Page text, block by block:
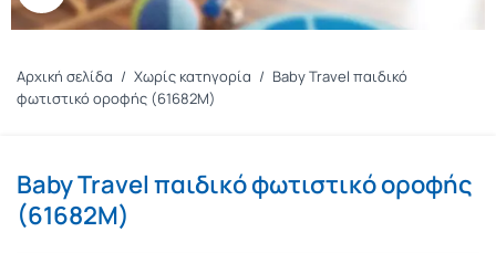
Αρχική σελίδα / Χωρίς κατηγορία / Baby Travel παιδικό
φωτιστικό οροφής (61682M)
Baby Travel παιδικό φωτιστικό οροφής
(61682M)